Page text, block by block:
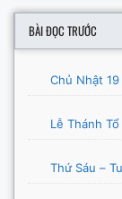
BÀI ĐỌC TRƯỚC
Chủ Nhật
Lễ Thánh
Thứ Sáu –